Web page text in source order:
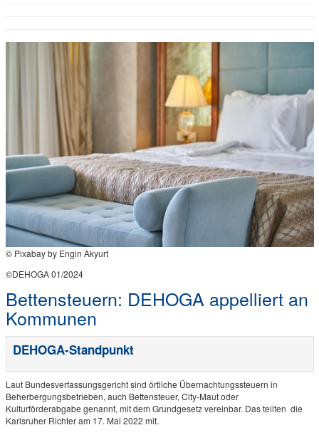
© Pixabay by Engin Akyurt
©DEHOGA 01/2024
Bettensteuern: DEHOGA appelliert an
Kommunen
DEHOGA-Standpunkt
Laut Bundesverfassungsgericht sind örtliche Übernachtungssteuern in
Beherbergungsbetrieben, auch Bettensteuer, City-Maut oder
Kulturförderabgabe genannt, mit dem Grundgesetz vereinbar. Das teilten die
Karlsruher Richter am 17. Mai 2022 mit.